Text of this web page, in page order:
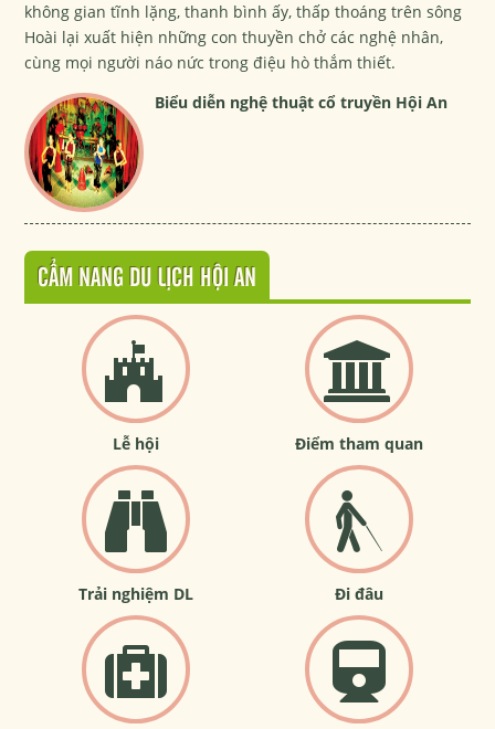
không gian tĩnh lặng, thanh bình ấy, thấp thoáng trên sông
Hoài lại xuất hiện những con thuyền chở các nghệ nhân,
cùng mọi người náo nức trong điệu hò thắm thiết.
Biểu diễn nghệ thuật cổ truyền Hội An
CẨM NANG DU LỊCH HỘI AN
Lễ hội Điểm tham quan
Trải nghiệm DL Đi đâu